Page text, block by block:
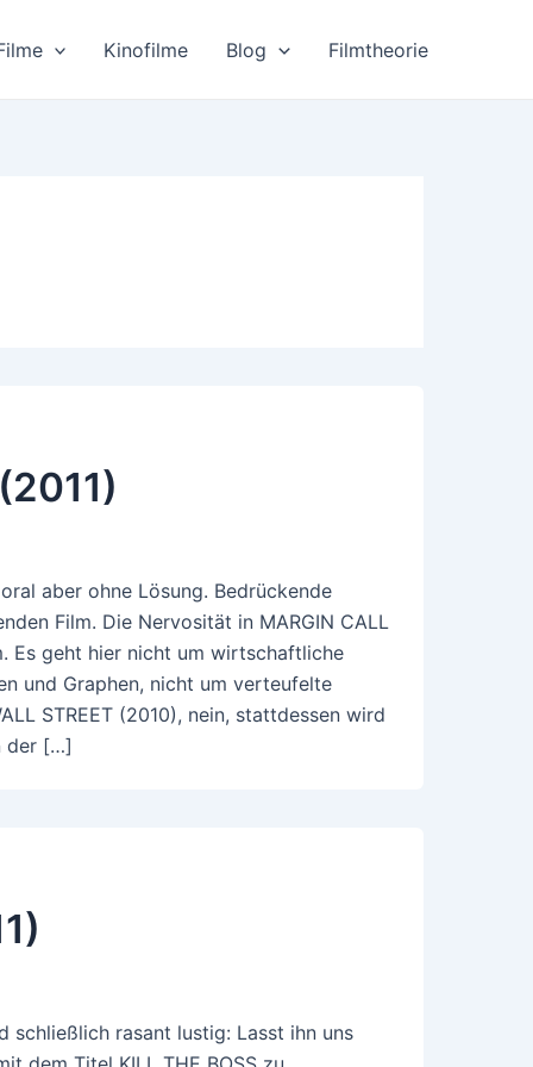
Kinofilme Blog Filmtheorie
aber ohne Lösung. Bedrückende
Film. Die Nervosität in MARGIN CALL
Es geht hier nicht um wirtschaftliche
und Graphen, nicht um verteufelte
STREET (2010), nein, stattdessen wird
der […]
schließlich rasant lustig: Lasst ihn uns